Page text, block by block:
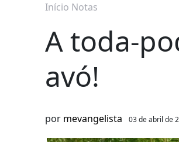
Início Notas
A toda-
avó!
por mevangelista 03 de abril de